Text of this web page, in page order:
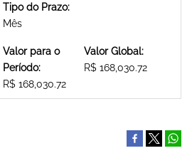
Tipo do Prazo:
Mês
Valor para o
Período:
R$ 168,030.72
Valor Global:
R$ 168,030.72